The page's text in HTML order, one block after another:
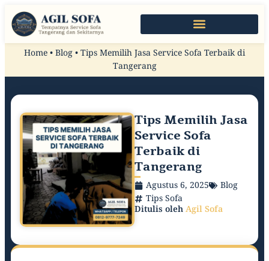
Home•Blog•Tips Memilih Jasa Service Sofa Terbaik di
Tangerang
Tips Memilih Jasa
Service Sofa
Terbaik di
Tangerang
Agustus 6, 2025
Blog
Tips Sofa
Ditulis olehAgil Sofa